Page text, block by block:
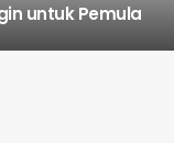
untuk Pemula